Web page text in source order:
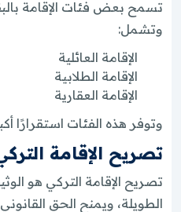
تسمح بعض فئات الإقامة
وتشمل:
الإقامة العائلية
الإقامة الطلابية
الإقامة العقارية
وتوفر هذه الفئات استقرارًا
تصريح الإقامة
تصريح الإقامة التركي هو
الطويلة، ويمنح الحق